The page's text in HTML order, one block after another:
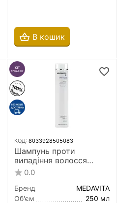
В кошик
КОД: 8033928505083
Шампунь проти
випадіння волосся
Medavita Lotion
Concentree Homme
Shampoo Anticaduta
Uomo 250 мл для
0.0
Бренд
MEDAVITA
Об'єм
250 мл